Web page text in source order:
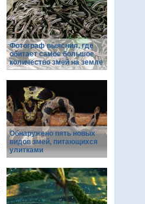
Фотограф выяснил, где
обитает самое большое
количество змей на земле
Обнаружено пять новых
видов змей, питающихся
улитками